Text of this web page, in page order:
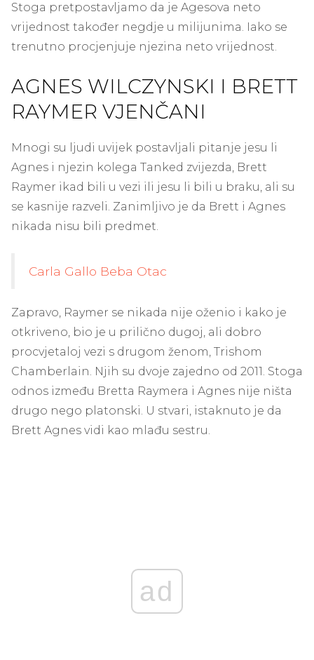
Stoga pretpostavljamo da je Agesova neto
vrijednost također negdje u milijunima. Iako se
trenutno procjenjuje njezina neto vrijednost.
AGNES WILCZYNSKI I BRETT
RAYMER VJENČANI
Mnogi su ljudi uvijek postavljali pitanje jesu li
Agnes i njezin kolega Tanked zvijezda, Brett
Raymer ikad bili u vezi ili jesu li bili u braku, ali su
se kasnije razveli. Zanimljivo je da Brett i Agnes
nikada nisu bili predmet.
Carla Gallo Beba Otac
Zapravo, Raymer se nikada nije oženio i kako je
otkriveno, bio je u prilično dugoj, ali dobro
procvjetaloj vezi s drugom ženom, Trishom
Chamberlain. Njih su dvoje zajedno od 2011. Stoga
odnos između Bretta Raymera i Agnes nije ništa
drugo nego platonski. U stvari, istaknuto je da
Brett Agnes vidi kao mlađu sestru.
ad